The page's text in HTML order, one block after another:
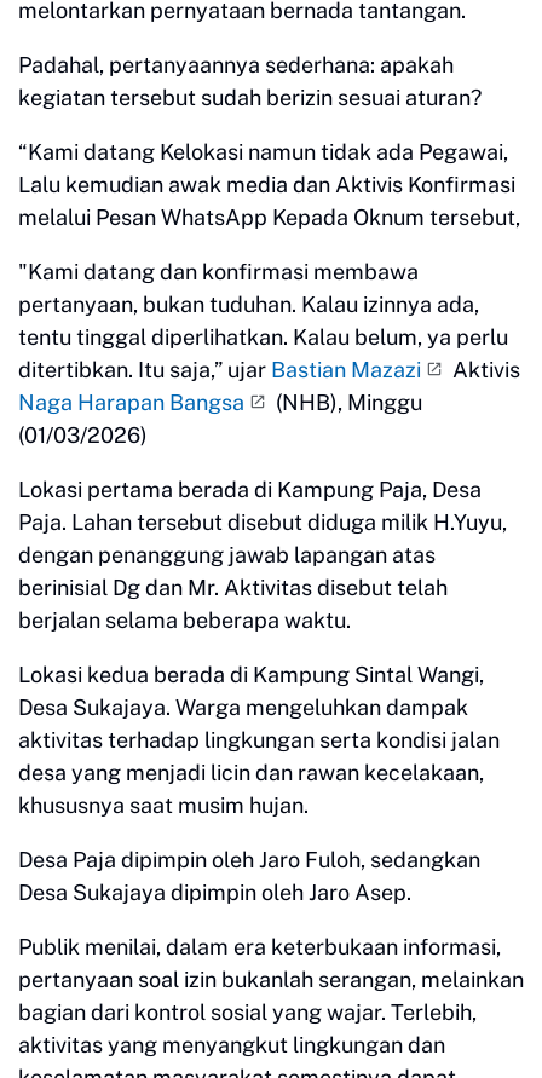
melontarkan pernyataan bernada tantangan.
Padahal, pertanyaannya sederhana: apakah
kegiatan tersebut sudah berizin sesuai aturan?
“Kami datang Kelokasi namun tidak ada Pegawai,
Lalu kemudian awak media dan Aktivis Konfirmasi
melalui Pesan WhatsApp Kepada Oknum tersebut,
"Kami datang dan konfirmasi membawa
pertanyaan, bukan tuduhan. Kalau izinnya ada,
tentu tinggal diperlihatkan. Kalau belum, ya perlu
ditertibkan. Itu saja,” ujar Bastian Mazazi
Aktivis
Naga Harapan Bangsa
(NHB), Minggu
(01/03/2026)
Lokasi pertama berada di Kampung Paja, Desa
Paja. Lahan tersebut disebut diduga milik H.Yuyu,
dengan penanggung jawab lapangan atas
berinisial Dg dan Mr. Aktivitas disebut telah
berjalan selama beberapa waktu.
Lokasi kedua berada di Kampung Sintal Wangi,
Desa Sukajaya. Warga mengeluhkan dampak
aktivitas terhadap lingkungan serta kondisi jalan
desa yang menjadi licin dan rawan kecelakaan,
khususnya saat musim hujan.
Desa Paja dipimpin oleh Jaro Fuloh, sedangkan
Desa Sukajaya dipimpin oleh Jaro Asep.
Publik menilai, dalam era keterbukaan informasi,
pertanyaan soal izin bukanlah serangan, melainkan
bagian dari kontrol sosial yang wajar. Terlebih,
aktivitas yang menyangkut lingkungan dan